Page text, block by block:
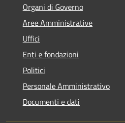
Organi di Governo
Aree Amministrative
Uffici
Enti e fondazioni
Politici
Personale Amministrativo
Documenti e dati